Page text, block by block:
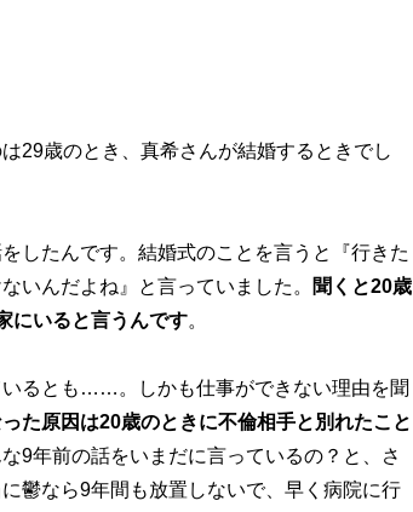
29歳のとき、真希さんが結婚するときでし
したんです。結婚式のことを言うと『行きた
いんだよね』と言っていました。
聞くと20歳
にいると言うんです。
るとも……。しかも仕事ができない理由を聞
た原因は20歳のときに不倫相手と別れたこと
9年前の話をいまだに言っているの？と、さ
鬱なら9年間も放置しないで、早く病院に行